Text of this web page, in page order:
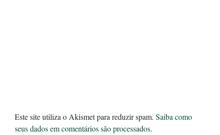
Este site utiliza o Akismet para reduzir spam. Saiba como
seus dados em comentários são processados.